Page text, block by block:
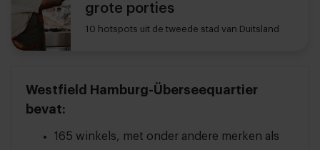
grote porties
10 hotspots uit de tweede stad van Duitsland
Westfield Hamburg-Überseequartier
bevat:
165 winkels, met onder andere merken als